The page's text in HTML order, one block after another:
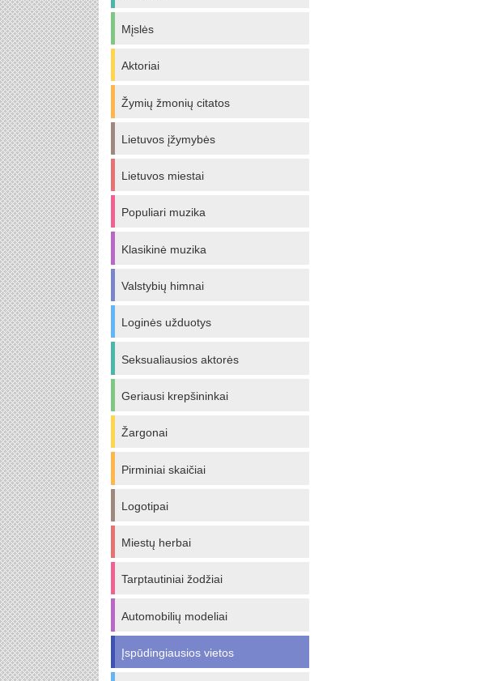
Mįslės
Aktoriai
Žymių žmonių citatos
Lietuvos įžymybės
Lietuvos miestai
Populiari muzika
Klasikinė muzika
Valstybių himnai
Loginės užduotys
Seksualiausios aktorės
Geriausi krepšininkai
Žargonai
Pirminiai skaičiai
Logotipai
Miestų herbai
Tarptautiniai žodžiai
Automobilių modeliai
Įspūdingiausios vietos